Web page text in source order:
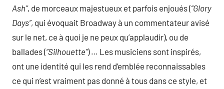
Ash”, de morceaux majestueux et parfois enjoués (“Glory
Days”, qui évoquait Broadway à un commentateur avisé
sur le net, ce à quoi je ne peux qu’applaudir), ou de
ballades (“Silhouette”) … Les musiciens sont inspirés,
ont une identité qui les rend d’emblée reconnaissables
ce qui n’est vraiment pas donné à tous dans ce style, et